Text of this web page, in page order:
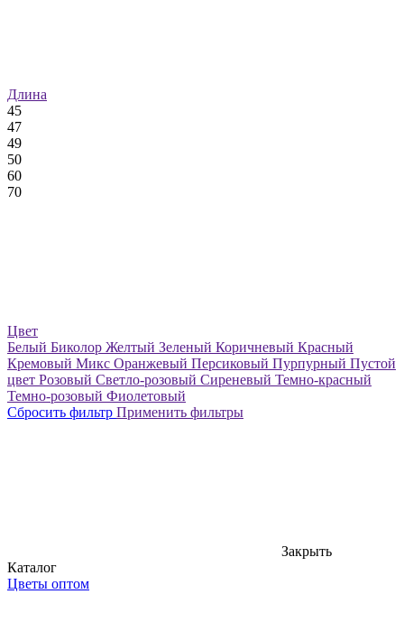
Длина
45
47
49
50
60
70
Цвет
Белый Биколор Желтый Зеленый Коричневый Красный
Кремовый Микс Оранжевый Персиковый Пурпурный Пустой
цвет Розовый Светло-розовый Сиреневый Темно-красный
Темно-розовый Фиолетовый
Сбросить фильтр Применить фильтры
Закрыть
Каталог
Цветы оптом